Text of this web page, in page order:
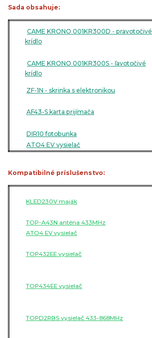
Sada obsahuje:
CAME KRONO 001KR300D - pravotočivé
krídlo
CAME KRONO 001KR300S - ľavotočivé
krídlo
ZF-1N - skrinka s elektronikou
AF43-S karta prijímača
DIR10 fotobunka
ATO4 EV vysielač
Kompatibilné príslušenstvo:
KLED230V maják
TOP-A43N anténa 433MHz
ATO4 EV vysielač
TOP432EE vysielač
TOP434EE vysielač
TOPD2RBS vysielač 433-868MHz